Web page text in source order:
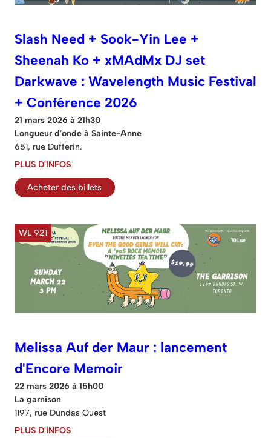
Slash Need + Sook-Yin Lee +
Sheenah Ko + xMAdMx DJ set
Darkwave : Wavelength Music Festival
+ Conférence 2026
21 mars 2026 à 21h30
Longueur d'onde à Sainte-Anne
651, rue Dufferin.
PLUS D'INFOS
Acheter des billets
WL 921
Melissa Auf der Maur : lancement
d'Encore Memoir
22 mars 2026 à 15h00
La garnison
1197, rue Dundas Ouest
PLUS D'INFOS